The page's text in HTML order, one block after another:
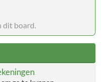
dit board.